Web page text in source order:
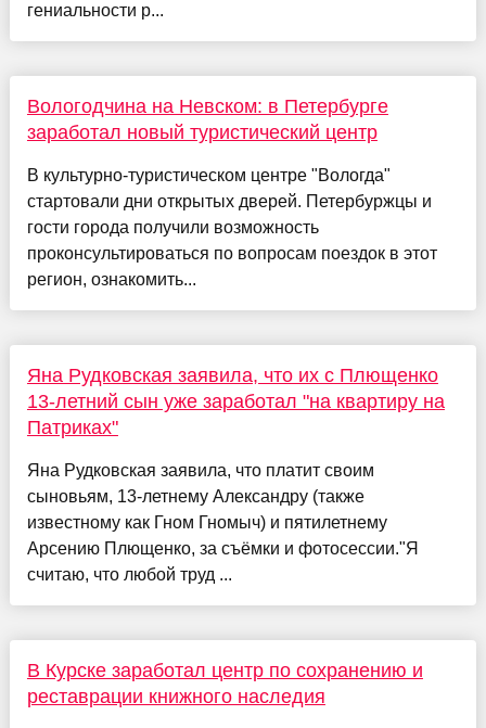
гениальности р...
Вологодчина на Невском: в Петербурге
заработал новый туристический центр
В культурно-туристическом центре "Вологда"
стартовали дни открытых дверей. Петербуржцы и
гости города получили возможность
проконсультироваться по вопросам поездок в этот
регион, ознакомить...
Яна Рудковская заявила, что их с Плющенко
13-летний сын уже заработал "на квартиру на
Патриках"
Яна Рудковская заявила, что платит своим
сыновьям, 13-летнему Александру (также
известному как Гном Гномыч) и пятилетнему
Арсению Плющенко, за съёмки и фотосессии."Я
считаю, что любой труд ...
В Курске заработал центр по сохранению и
реставрации книжного наследия